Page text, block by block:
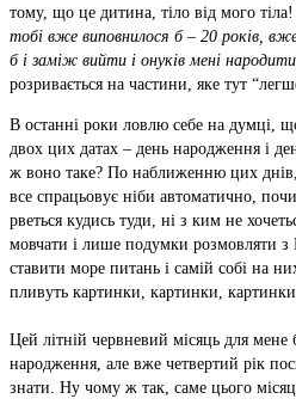
тому, що це дитина, тіло від мого
тобі вже виповнилося б – 20 років,
б і заміж вийти і онуків мені
розривається на частини, яке тут
В останні роки ловлю себе на думці,
двох цих датах – день народження і
ж воно таке? По наближенню цих днів,
все спрацьовує ніби автоматично,
рветься кудись туди, ні з ким не
мовчати і лише подумки розмовляти
ставити море питань і самій собі на
пливуть картинки, картинки,
Цей літній червневий місяць для
народження, але вже четвертий рік
знати. Ну чому ж так, саме цього